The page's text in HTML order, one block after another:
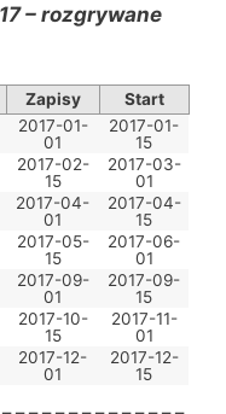
– rozgrywane
Zapisy
Start
2017-01-
01
2017-01-
15
2017-02-
15
2017-03-
01
2017-04-
01
2017-04-
15
2017-05-
15
2017-06-
01
2017-09-
01
2017-09-
15
2017-10-
15
2017-11-
01
2017-12-
01
2017-12-
15